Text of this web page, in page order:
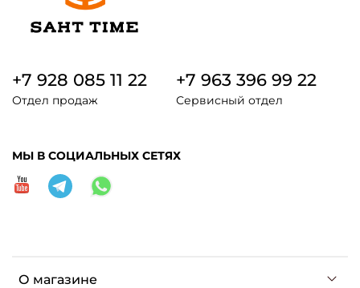
О магазине
+7 928 085 11 22
Отдел продаж
+7 963 396 99 22
Сервисный отдел
МЫ В СОЦИАЛЬНЫХ СЕТЯХ